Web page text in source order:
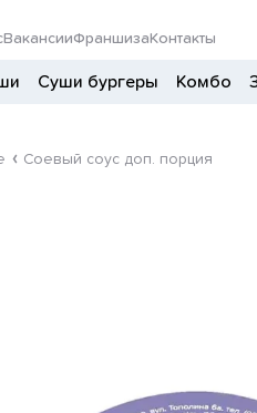
ВакансииФраншиза Контакты
Суши бургеры Комбо
Соевый соус доп. порция